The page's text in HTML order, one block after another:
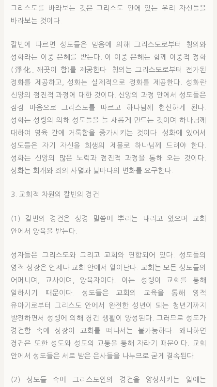
그리스도를 바라보는 것은 그리스도 안에 있는 우리 자신들을
바라보는 것이다.
칼빈에 따르면 성도들은 믿음에 의해 그리스도로부터 칭의와
성화라는 이중 은혜를 받는다. 이 이중 은혜는 함께 이중적 정화
(淨化, 깨끗이 함)를 제공한다. 칭의는 그리스도로부터 전가된
정화를 제공하고, 성화는 실제적으로 정화를 제공한다. 성화란
신앙의 점진적 과정에 대한 것이다. 신앙의 과정 안에서 성도들은
점점 마음으로 그리스도를 따르고 하나님께 헌신하게 된다.
성화는 성령의 의해 성도들을 늘 새롭게 만드는 것이며 하나님께
대하여 영육 간에 거룩함을 증가시키는 것이다. 성화에 있어서
성도들은 자기 자신을 희생의 제물로 하나님께 드려야 한다.
성화는 신앙의 많은 노력과 점진적 과정을 통해 오는 것이다.
성화는 회개와 죄의 사멸과 날마다의 변화를 요구한다.
3. 교회적 차원의 칼빈의 경건
(1) 칼빈의 경건은 성경 말씀에 뿌리는 내리고 있으며 교회
안에서 양육을 받는다.
성자들은 그리스도와 그리고 교회와 연합되어 있다. 성도들의
영적 성장은 언제나 교회 안에서 일어난다. 교회는 모든 성도들의
어머니며, 교사이며, 양육자이다. 이는 성령이 교회를 통해
일하시기 때문이다. 성도들은 교회의 교육을 통해 영적
유아기로부터 그리스도 안에서 완전한 성년이 되는 청년기까지
발전하면서 성령에 의해 경건 생활이 양성된다. 그러므로 성도가
경건함 속에 성장이 교회를 떠나서는 불가능하다. 왜냐하면
경건은 또한 성도와 성도의 교통을 통해 자라기 때문이다. 교회
안에서 성도들은 서로 받은 은사들을 나누므로 굳게 결속된다.
(2) 성도들 속에 그리스도인의 경건을 양성시키는 일에는